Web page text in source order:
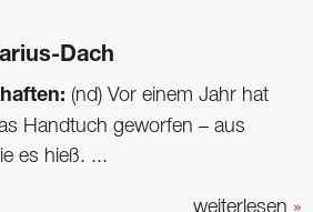
Dach
(nd) Vor einem Jahr hat
Handtuch geworfen – aus
es hieß. ...
weiterlesen »